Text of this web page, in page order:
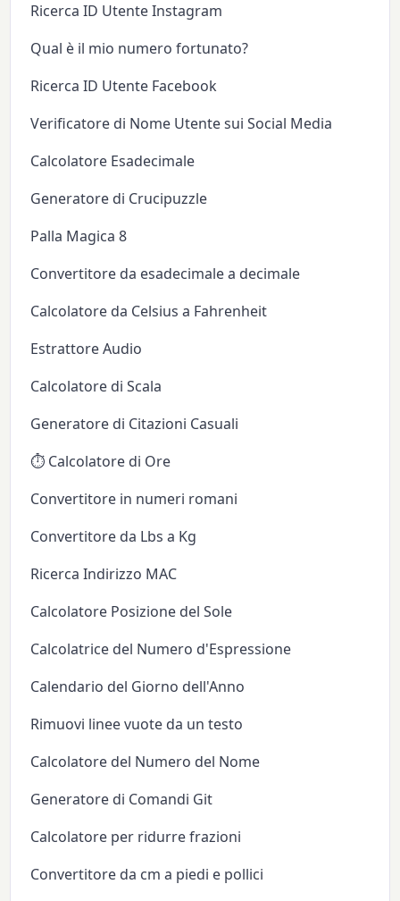
Ricerca ID Utente Instagram
Qual è il mio numero fortunato?
Ricerca ID Utente Facebook
Verificatore di Nome Utente sui Social Media
Calcolatore Esadecimale
Generatore di Crucipuzzle
Palla Magica 8
Convertitore da esadecimale a decimale
Calcolatore da Celsius a Fahrenheit
Estrattore Audio
Calcolatore di Scala
Generatore di Citazioni Casuali
⏱️ Calcolatore di Ore
Convertitore in numeri romani
Convertitore da Lbs a Kg
Ricerca Indirizzo MAC
Calcolatore Posizione del Sole
Calcolatrice del Numero d'Espressione
Calendario del Giorno dell'Anno
Rimuovi linee vuote da un testo
Calcolatore del Numero del Nome
Generatore di Comandi Git
Calcolatore per ridurre frazioni
Convertitore da cm a piedi e pollici